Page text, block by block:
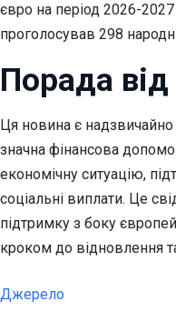
євро на період 2026-
проголосував 298
Порада
Ця новина є
значна фінансова
економічну ситуацію,
соціальні виплати. Це
підтримку з боку
кроком до відновлення
Джерело